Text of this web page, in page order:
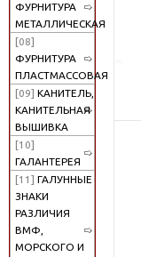
ФУРНИТУРА
МЕТАЛЛИЧЕСКАЯ
[08]
ФУРНИТУРА
ПЛАСТМАССОВАЯ
[09] КАНИТЕЛЬ,
КАНИТЕЛЬНАЯ
ВЫШИВКА
[10]
ГАЛАНТЕРЕЯ
[11] ГАЛУННЫЕ
ЗНАКИ
РАЗЛИЧИЯ
ВМФ,
МОРСКОГО И